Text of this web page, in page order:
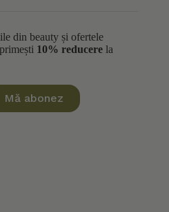
din beauty și ofertele
10% reducere la
Mă abonez